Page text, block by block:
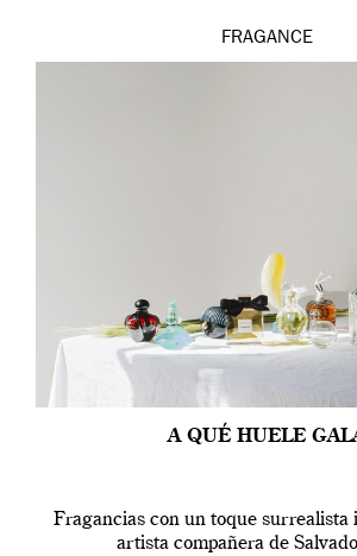
FRAGANCE
A QUÉ HUELE
Fragancias con un toque surrealista
artista compañera de